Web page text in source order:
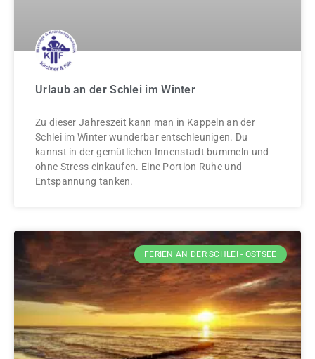
Urlaub an der Schlei im Winter
Zu dieser Jahreszeit kann man in Kappeln an der
Schlei im Winter wunderbar entschleunigen. Du
kannst in der gemütlichen Innenstadt bummeln und
ohne Stress einkaufen. Eine Portion Ruhe und
Entspannung tanken.
FERIEN AN DER SCHLEI - OSTSEE